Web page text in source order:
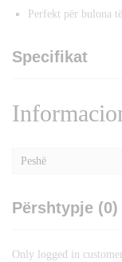
Perfekt për bulona
Specifikat
Peshë
Përshtypje (0)
Only logged in